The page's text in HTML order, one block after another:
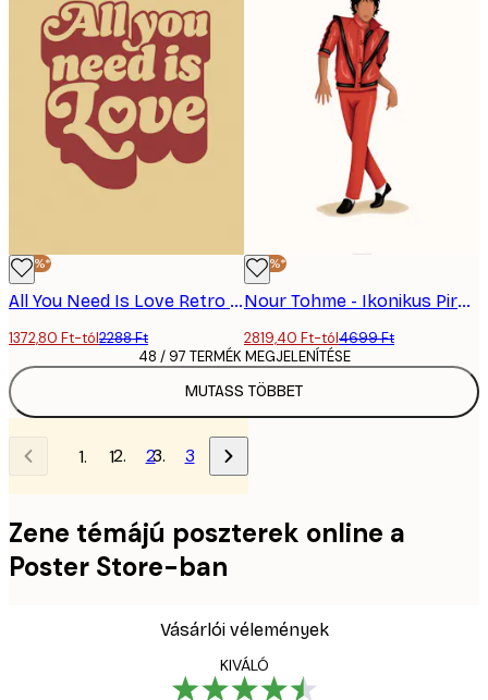
-40%*
All You Need Is Love Retro Poster
1372,80 Ft-tól2288 Ft
-40%*
Nour Tohme - Ikonikus Piros Öltöny Poszter
2819,40 Ft-tól4699 Ft
MUTASS TÖBBET
48 / 97 TERMÉK MEGJELENÍTÉSE
1 2 3
Zene témájú poszterek online a
Poster Store-ban
Vásárlói vélemények
KIVÁLÓ